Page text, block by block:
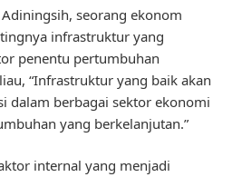
seorang ekonom
infrastruktur yang
penentu pertumbuhan
“Infrastruktur yang baik akan
dalam berbagai sektor ekonomi
yang berkelanjutan.”
internal yang menjadi